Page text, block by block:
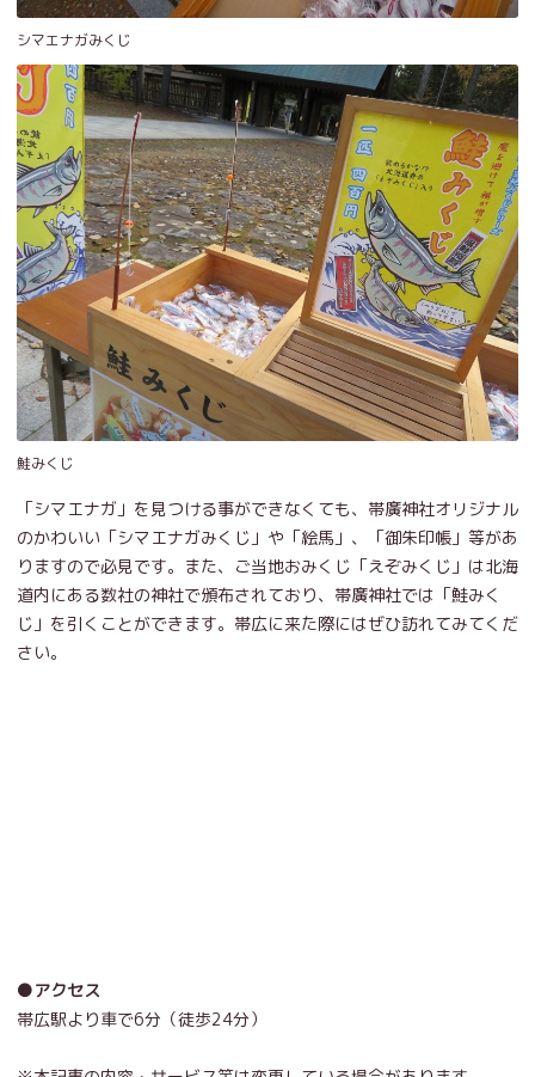
シマエナガみくじ
鮭みくじ
「シマエナガ」を見つける事ができなくても、帯廣神社オリジナル
のかわいい「シマエナガみくじ」や「絵馬」、「御朱印帳」等があ
りますので必見です。また、ご当地おみくじ「えぞみくじ」は北海
道内にある数社の神社で頒布されており、帯廣神社では「鮭みく
じ」を引くことができます。帯広に来た際にはぜひ訪れてみてくだ
さい。
●アクセス
帯広駅より車で6分（徒歩24分）